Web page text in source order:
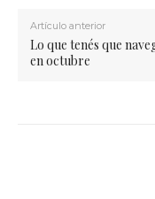
Artículo anterior
Lo que tenés que
en octubre